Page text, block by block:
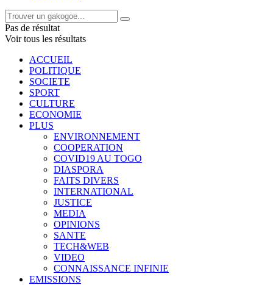
Pas de résultat
Voir tous les résultats
ACCUEIL
POLITIQUE
SOCIETE
SPORT
CULTURE
ECONOMIE
PLUS
ENVIRONNEMENT
COOPERATION
COVID19 AU TOGO
DIASPORA
FAITS DIVERS
INTERNATIONAL
JUSTICE
MEDIA
OPINIONS
SANTE
TECH&WEB
VIDEO
CONNAISSANCE INFINIE
EMISSIONS